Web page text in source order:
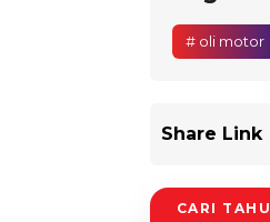
# oli motor
Share Link
CARI TAHU